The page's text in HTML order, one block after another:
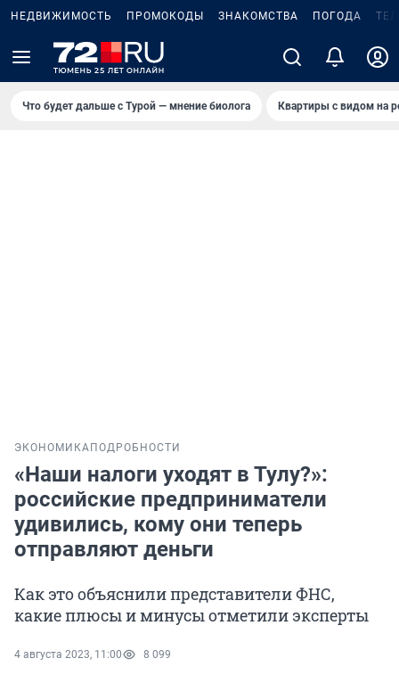
НЕДВИЖИМОСТЬ ПРОМОКОДЫ ЗНАКОМСТВА ПОГОДА
Что будет дальше с Турой — мнение биолога Квартиры с видом на
ЭКОНОМИКА ПОДРОБНОСТИ
«Наши налоги уходят в Тулу?»:
российские предприниматели
удивились, кому они теперь
отправляют деньги
Как это объяснили представители ФНС,
какие плюсы и минусы отметили эксперты
4 августа 2023, 11:00 8 099